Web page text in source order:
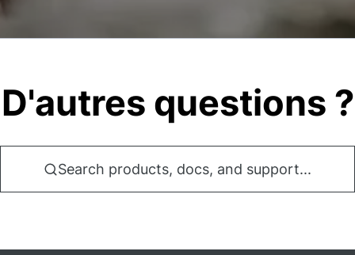
D'autres questions ?
Search products, docs, and support...